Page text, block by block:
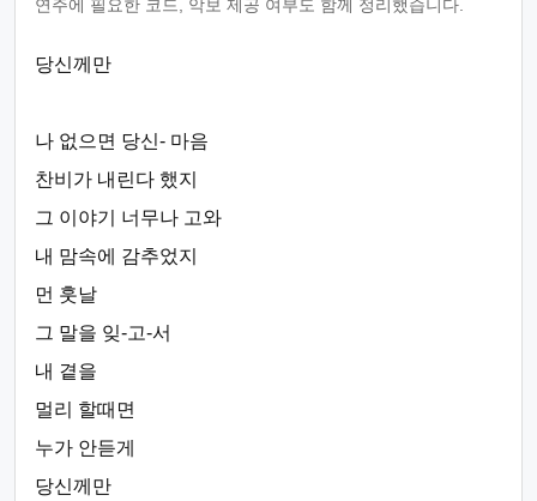
연주에 필요한 코드, 악보 제공 여부도 함께 정리했습니다.
당신께만
나 없으면 당신- 마음
찬비가 내린다 했지
그 이야기 너무나 고와
내 맘속에 감추었지
먼 훗날
그 말을 잊-고-서
내 곁을
멀리 할때면
누가 안듣게
당신께만